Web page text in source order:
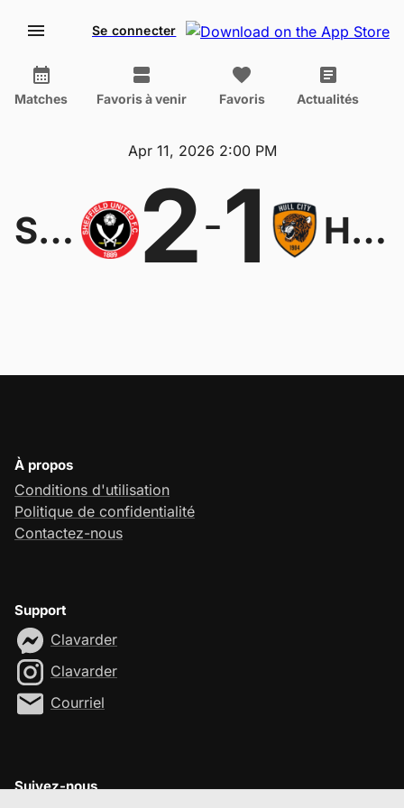
Se connecter
Matches Favoris à venir Favoris Actualités
Apr 11, 2026 2:00 PM
Sheffield Utd 2-1 Hull City
À propos
Conditions d'utilisation
Politique de confidentialité
Contactez-nous
Support
Clavarder
Clavarder
Courriel
Suivez-nous